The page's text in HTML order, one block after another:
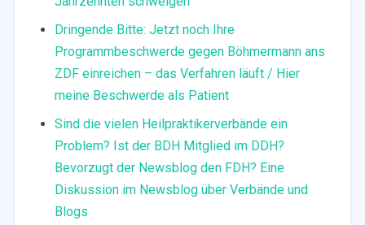
Dringende Bitte: Jetzt noch Ihre
Programmbeschwerde gegen Böhmermann ans
ZDF einreichen – das Verfahren läuft / Hier
meine Beschwerde als Patient
Sind die vielen Heilpraktikerverbände ein
Problem? Ist der BDH Mitglied im DDH?
Bevorzugt der Newsblog den FDH? Eine
Diskussion im Newsblog über Verbände und
Blogs